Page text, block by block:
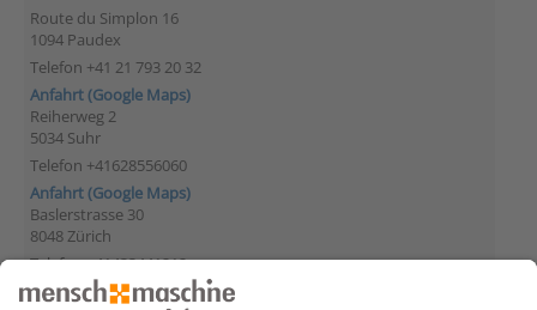
Route du Simplon 16
1094 Paudex
Telefon +41 21 793 20 32
Anfahrt (Google Maps)
Reiherweg 2
5034 Suhr
Telefon +41628556060
Anfahrt (Google Maps)
Baslerstrasse 30
8048 Zürich
Telefon +41433441212
Anfahrt (Google Maps)